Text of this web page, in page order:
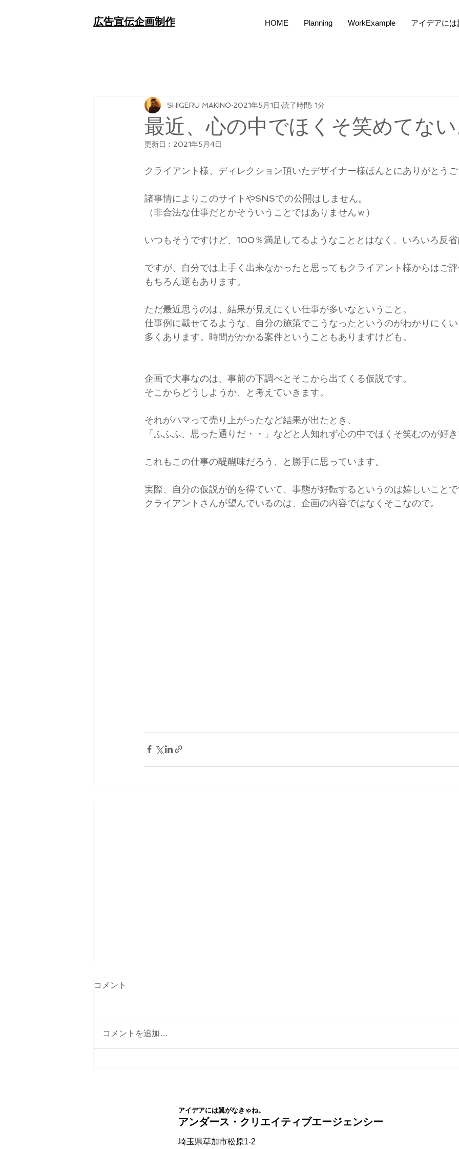
​広告宣伝企画制作 HOME Planning WorkExample アイデアに
最近、心の中でほくそ笑めてな
SHIGERU MAKINO 2021年5月1日 読了時間: 1分
更新日： 2021年5月4日
クライアント様、ディレクション頂いたデザイナー様ほんとにありがとう
諸事情によりこのサイトやSNSでの公開はしません。
（非合法な仕事だとかそういうことではありませんｗ）
いつもそうですけど、100％満足してるようなこととはなく、いろいろ反
ですが、自分では上手く出来なかったと思ってもクライアント様からはご
もちろん逆もあります。
ただ最近思うのは、結果が見えにくい仕事が多いなということ。
仕事例に載せてるような、自分の施策でこうなったというのがわかりにく
多くあります。時間がかかる案件ということもありますけども。
企画で大事なのは、事前の下調べとそこから出てくる仮説です。
そこからどうしようか、と考えていきます。
それがハマって売り上がったなど結果が出たとき、
「ふふふ、思った通りだ・・」などと人知れず心の中でほくそ笑むのが好
これもこの仕事の醍醐味だろう、と勝手に思っています。
実際、自分の仮説が的を得ていて、事態が好転するというのは嬉しいこと
クライアントさんが望んでいるのは、企画の内容ではなくそこなので。
コメント
コメントを追加…
​アンダース・クリエイティブエージェンシー
アイデアには翼がなきゃね。
埼玉県草加市松原1-2